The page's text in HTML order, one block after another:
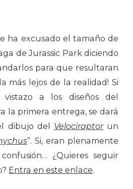
ha excusado el tamaño de
de Jurassic Park diciendo
para que resultaran
más lejos de la realidad! Si
a los diseños del
la primera entrega, se dará
dibujo del Velociraptorun
”. Si, eran plenamente
¿Quieres seguir
Entra en este enlace.